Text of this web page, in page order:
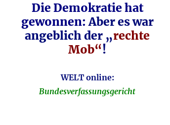
Die Demokratie hat
gewonnen: Aber es war
angeblich der „rechte
Mob“!
WELT online:
Bundesverfassungsgericht